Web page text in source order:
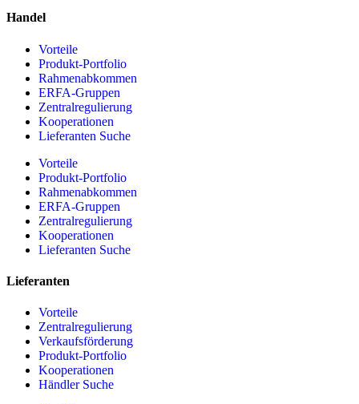
Handel
Vorteile
Produkt-Portfolio
Rahmenabkommen
ERFA-Gruppen
Zentralregulierung
Kooperationen
Lieferanten Suche
Vorteile
Produkt-Portfolio
Rahmenabkommen
ERFA-Gruppen
Zentralregulierung
Kooperationen
Lieferanten Suche
Lieferanten
Vorteile
Zentralregulierung
Verkaufsförderung
Produkt-Portfolio
Kooperationen
Händler Suche